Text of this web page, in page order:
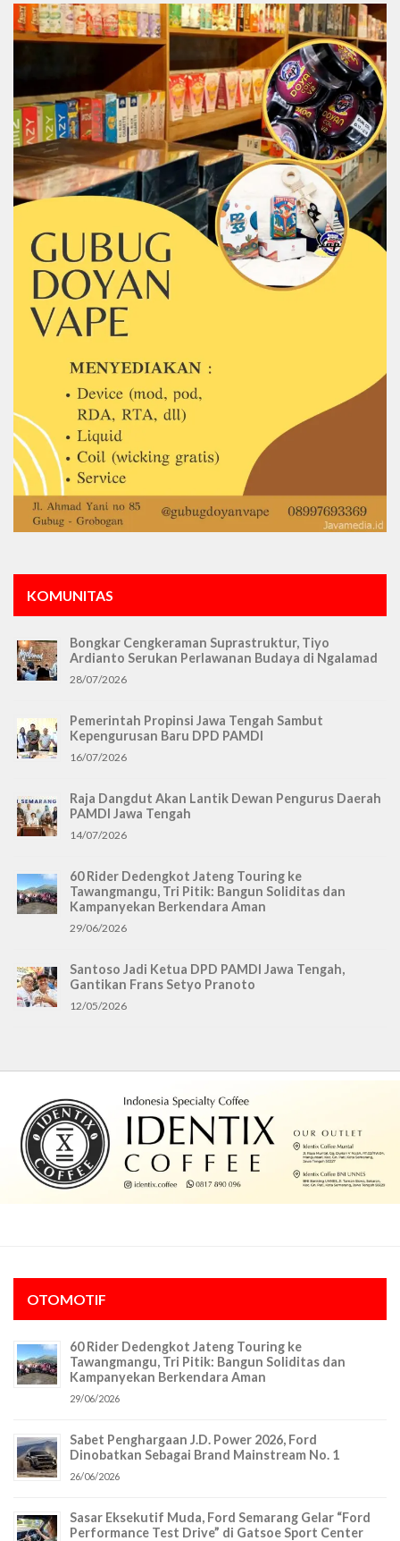
KOMUNITAS
Bongkar Cengkeraman Suprastruktur, Tiyo
Ardianto Serukan Perlawanan Budaya di Ngalamad
28/07/2026
Pemerintah Propinsi Jawa Tengah Sambut
Kepengurusan Baru DPD PAMDI
16/07/2026
Raja Dangdut Akan Lantik Dewan Pengurus Daerah
PAMDI Jawa Tengah
14/07/2026
60 Rider Dedengkot Jateng Touring ke
Tawangmangu, Tri Pitik: Bangun Soliditas dan
Kampanyekan Berkendara Aman
29/06/2026
Santoso Jadi Ketua DPD PAMDI Jawa Tengah,
Gantikan Frans Setyo Pranoto
12/05/2026
OTOMOTIF
60 Rider Dedengkot Jateng Touring ke
Tawangmangu, Tri Pitik: Bangun Soliditas dan
Kampanyekan Berkendara Aman
29/06/2026
Sabet Penghargaan J.D. Power 2026, Ford
Dinobatkan Sebagai Brand Mainstream No. 1
26/06/2026
Sasar Eksekutif Muda, Ford Semarang Gelar “Ford
Performance Test Drive” di Gatsoe Sport Center